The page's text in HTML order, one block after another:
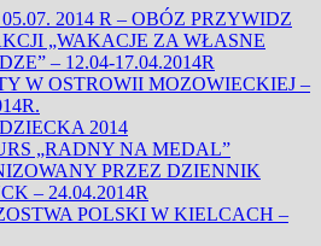
05.07. 2014 R – OBÓZ PRZYWIDZ
„WAKACJE ZA WŁASNE
– 12.04-17.04.2014R
W OSTROWII MOZOWIECKIEJ –
2014
„RADNY NA MEDAL”
PRZEZ DZIENNIK
– 24.04.2014R
POLSKI W KIELCACH –